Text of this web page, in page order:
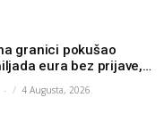
granici pokušao
eura bez prijave,
kazna
- 4 Augusta, 2026